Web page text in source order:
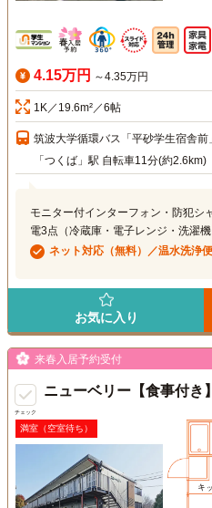
4.15万円 ～4.35万円
1K／19.6m²／6帖
筑波大学循環バス「平砂学生宿舎
「つくば」駅 自転車11分(約2.6km)
モニター付インターフォン・防犯シ
電3点（冷蔵庫・電子レンジ・洗濯
ネット対応（無料）／温水洗浄
お気に入り
チェック
来春入居予約受付
ニューベリー【食事付き】
満室（空室待ち）